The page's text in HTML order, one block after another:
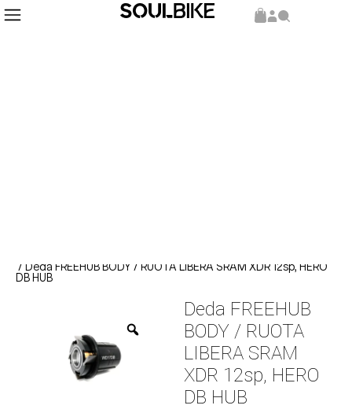
/ Deda FREEHUB BODY / RUOTA LIBERA SRAM XDR 12sp, HERO
DB HUB
Deda FREEHUB
BODY / RUOTA
LIBERA SRAM
XDR 12sp, HERO
DB HUB